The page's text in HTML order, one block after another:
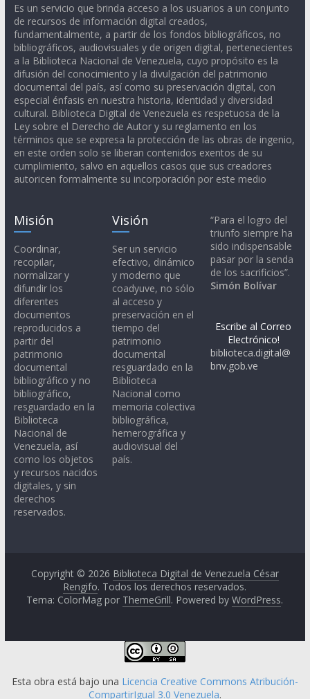
Es un servicio que brinda acceso a los usuarios a un conjunto
de recursos de información digital creados,
fundamentalmente, a partir de los fondos bibliográficos, no
bibliográficos, audiovisuales y de origen digital, pertenecientes
a la Biblioteca Nacional de Venezuela, cuyo propósito es la
difusión del conocimiento y la divulgación del patrimonio
documental del país, así como su preservación digital, con
especial énfasis en nuestra historia, identidad y diversidad
cultural. Biblioteca Digital de Venezuela es respetuosa de la
Ley sobre el Derecho de Autor y su reglamento en los
términos que se expresa la protección de las obras de ingenio,
en este orden solo se liberan contenidos exentos de su
cumplimiento, salvo en aquellos casos que sus creadores
autoricen formalmente su incorporación por este medio
Misión
Coordinar,
recopilar,
normalizar y
difundir los
diferentes
documentos
reproducidos a
partir del
patrimonio
documental
bibliográfico y no
bibliográfico,
resguardado en la
Biblioteca
Nacional de
Venezuela, así
como los objetos
y recursos nacidos
digitales, y sin
derechos
reservados.
Visión
Ser un servicio
efectivo, dinámico
y moderno que
coadyuve, no sólo
al acceso y
preservación en el
tiempo del
patrimonio
documental
resguardado en la
Biblioteca
Nacional como
memoria colectiva
bibliográfica,
hemerográfica y
audiovisual del
país.
“Para el logro del
triunfo siempre ha
sido indispensable
pasar por la senda
de los sacrificios”.
Simón Bolívar
Escribe al Correo
Electrónico!
biblioteca.digital@
bnv.gob.ve
Copyright © 2026 Biblioteca Digital de Venezuela César
Rengifo. Todos los derechos reservados.
Tema: ColorMag por ThemeGrill. Powered byWordPress.
Esta obra está bajo una Licencia Creative Commons Atribución-
CompartirIgual 3.0 Venezuela.